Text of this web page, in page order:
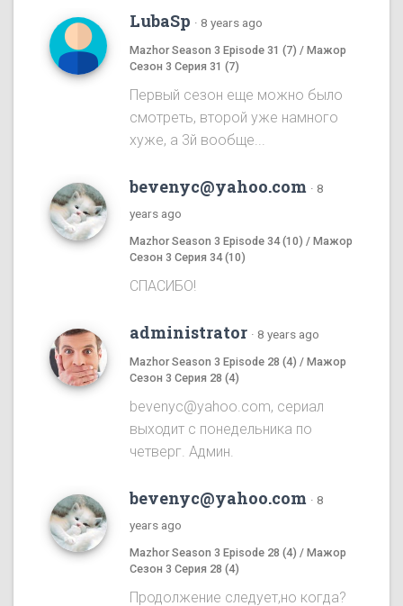
LubaSp · 8 years ago
Mazhor Season 3 Episode 31 (7) / Мажор
Сезон 3 Серия 31 (7)
Первый сезон еще можно было
смотреть, второй уже намного
хуже, а 3й вообще...
bevenyc@yahoo.com · 8
years ago
Mazhor Season 3 Episode 34 (10) / Мажор
Сезон 3 Серия 34 (10)
СПАСИБО!
administrator · 8 years ago
Mazhor Season 3 Episode 28 (4) / Мажор
Сезон 3 Серия 28 (4)
bevenyc@yahoo.com, сериал
выходит с понедельника по
четверг. Админ.
bevenyc@yahoo.com · 8
years ago
Mazhor Season 3 Episode 28 (4) / Мажор
Сезон 3 Серия 28 (4)
Продолжение следует,но когда?